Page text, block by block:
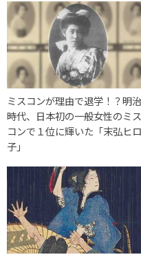
ミスコンが理由で退学！？明治
時代、日本初の一般女性のミス
コンで１位に輝いた「末弘ヒロ
子」